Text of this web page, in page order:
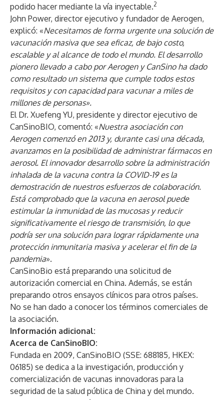
podido hacer mediante la vía inyectable.2
John Power, director ejecutivo y fundador de Aerogen,
explicó: «Necesitamos de forma urgente una solución de
vacunación masiva que sea eficaz, de bajo costo,
escalable y al alcance de todo el mundo. El desarrollo
pionero llevado a cabo por Aerogen y CanSino ha dado
como resultado un sistema que cumple todos estos
requisitos y con capacidad para vacunar a miles de
millones de personas».
El Dr. Xuefeng YU, presidente y director ejecutivo de
CanSinoBIO, comentó: «Nuestra asociación con
Aerogen comenzó en 2013 y, durante casi una década,
avanzamos en la posibilidad de administrar fármacos en
aerosol. El innovador desarrollo sobre la administración
inhalada de la vacuna contra la COVID-19 es la
demostración de nuestros esfuerzos de colaboración.
Está comprobado que la vacuna en aerosol puede
estimular la inmunidad de las mucosas y reducir
significativamente el riesgo de transmisión, lo que
podría ser una solución para lograr rápidamente una
protección inmunitaria masiva y acelerar el fin de la
pandemia».
CanSinoBio está preparando una solicitud de
autorización comercial en China. Además, se están
preparando otros ensayos clínicos para otros países.
No se han dado a conocer los términos comerciales de
la asociación.
Información adicional:
Acerca de CanSinoBIO:
Fundada en 2009, CanSinoBIO (SSE: 688185, HKEX:
06185) se dedica a la investigación, producción y
comercialización de vacunas innovadoras para la
seguridad de la salud pública de China y del mundo.